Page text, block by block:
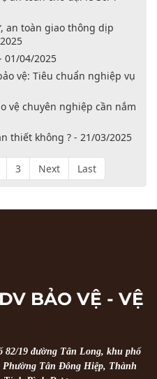
an toàn giao thông dịp
01/04/2025
vệ: Tiêu chuẩn nghiệp vụ
vệ chuyên nghiệp cần nắm
thiết không ? - 21/03/2025
3 Next Last
BẢO VỆ - VỆ
82/19 đường Tân Long, khu phố
Phường Tân Đông Hiệp, Thành